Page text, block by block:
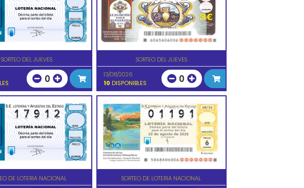
SORTEO DEL JUEVES
0
SORTEO DEL JUEVES
13/08/2026
10 DISPONIBLES 0
DE LOTERIA NACIONAL
SORTEO DE LOTERIA NACIONAL